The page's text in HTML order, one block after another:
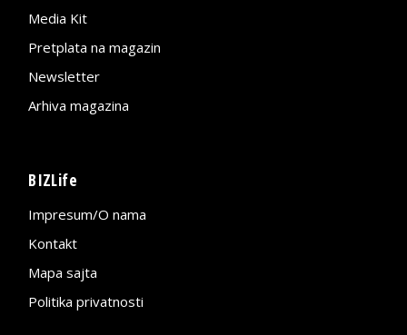
Media Kit
Pretplata na magazin
Newsletter
Arhiva magazina
BIZLife
Impresum/O nama
Kontakt
Mapa sajta
Politika privatnosti